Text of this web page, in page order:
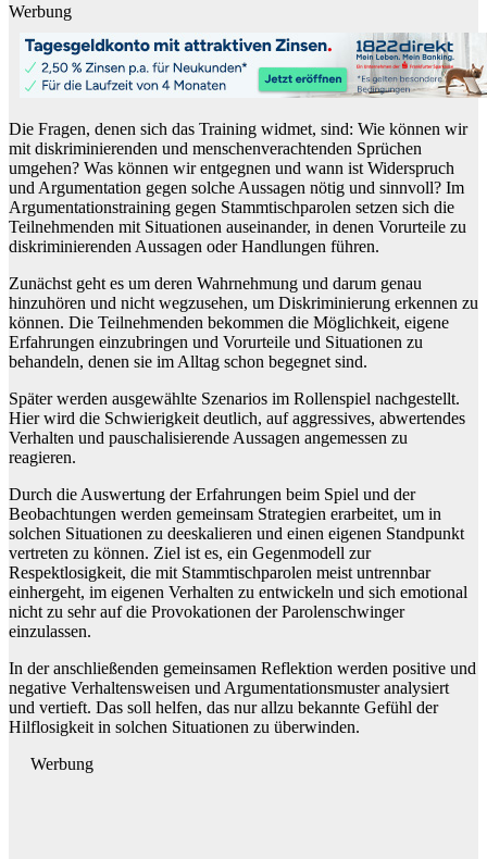
Werbung
Die Fragen, denen sich das Training widmet, sind: Wie können wir
mit diskriminierenden und menschenverachtenden Sprüchen
umgehen? Was können wir entgegnen und wann ist Widerspruch
und Argumentation gegen solche Aussagen nötig und sinnvoll? Im
Argumentationstraining gegen Stammtischparolen setzen sich die
Teilnehmenden mit Situationen auseinander, in denen Vorurteile zu
diskriminierenden Aussagen oder Handlungen führen.
Zunächst geht es um deren Wahrnehmung und darum genau
hinzuhören und nicht wegzusehen, um Diskriminierung erkennen zu
können. Die Teilnehmenden bekommen die Möglichkeit, eigene
Erfahrungen einzubringen und Vorurteile und Situationen zu
behandeln, denen sie im Alltag schon begegnet sind.
Später werden ausgewählte Szenarios im Rollenspiel nachgestellt.
Hier wird die Schwierigkeit deutlich, auf aggressives, abwertendes
Verhalten und pauschalisierende Aussagen angemessen zu
reagieren.
Durch die Auswertung der Erfahrungen beim Spiel und der
Beobachtungen werden gemeinsam Strategien erarbeitet, um in
solchen Situationen zu deeskalieren und einen eigenen Standpunkt
vertreten zu können. Ziel ist es, ein Gegenmodell zur
Respektlosigkeit, die mit Stammtischparolen meist untrennbar
einhergeht, im eigenen Verhalten zu entwickeln und sich emotional
nicht zu sehr auf die Provokationen der Parolenschwinger
einzulassen.
In der anschließenden gemeinsamen Reflektion werden positive und
negative Verhaltensweisen und Argumentationsmuster analysiert
und vertieft. Das soll helfen, das nur allzu bekannte Gefühl der
Hilflosigkeit in solchen Situationen zu überwinden.
Werbung